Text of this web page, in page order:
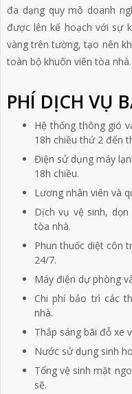
đa dạng quy mô doanh
được lên kế hoạch với sự
vàng trên tường, tạo nên
toàn bộ khuôn viên tòa nhà.
PHÍ DỊCH VỤ
Hệ thống thông gió
18h chiều thứ 2 đến
Điện sử dụng máy
18h chiều.
Lương nhân viên và
Dịch vụ vệ sinh,
tòa nhà.
Phun thuốc diệt côn
24/7.
Máy điện dự phòng
Chi phí bảo trì các
nhà.
Thắp sáng bãi đỗ xe
Nước sử dụng sinh
Tổng vệ sinh mặt
sẽ.